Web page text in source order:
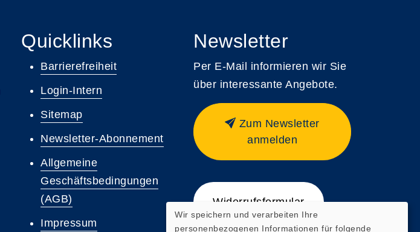
Quicklinks
Barrierefreiheit
Login-Intern
Sitemap
Newsletter-Abonnement
Allgemeine
Geschäftsbedingungen
(AGB)
Impressum
Newsletter
Per E-Mail informieren wir Sie
über interessante Angebote.
Zum Newsletter
anmelden
Widerrufsformular
Wir speichern und verarbeiten Ihre
personenbezogenen Informationen für folgende